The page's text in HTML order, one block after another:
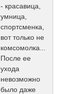
- красавица,
умница,
спортсменка,
вот только не
комсомолка...
После ее
ухода
невозможно
было даже